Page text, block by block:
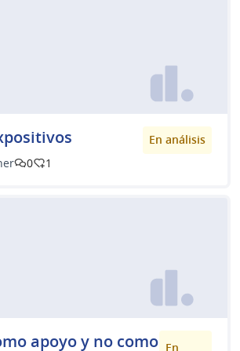
En análisis
0 1
apoyo y no como En